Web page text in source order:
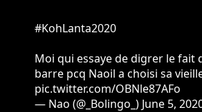
#KohLanta2020
Moi qui essaye de digrer le fait
barre pcq Naoil a choisi sa
pic.twitter.com/OBNle87AFo
— Nao (@_Bolingo_) June 5,